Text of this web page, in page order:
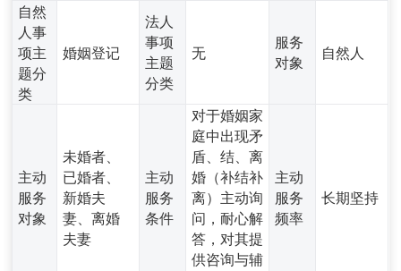
自然
人事
项主
题分
类
婚姻登记
法人
事项
主题
分类
无
服务
对象
自然人
主动
服务
对象
未婚者、
已婚者、
新婚夫
妻、离婚
夫妻
主动
服务
条件
对于婚姻家
庭中出现矛
盾、结、离
婚（补结补
离）主动询
问，耐心解
答，对其提
供咨询与辅
主动
服务
频率
长期坚持